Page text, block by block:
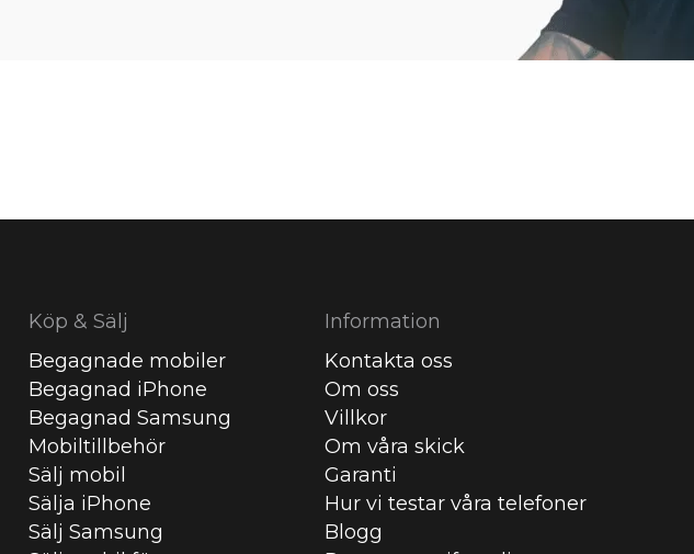
Köp & Sälj
Begagnade mobiler
Begagnad iPhone
Begagnad Samsung
Mobiltillbehör
Sälj mobil
Sälja iPhone
Sälj Samsung
Information
Kontakta oss
Om oss
Villkor
Om våra skick
Garanti
Hur vi testar våra telefoner
Blogg